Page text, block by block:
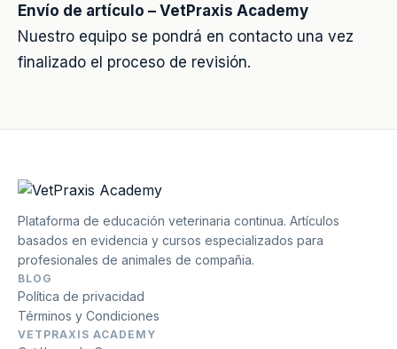
Envío de artículo – VetPraxis Academy
Nuestro equipo se pondrá en contacto una vez
finalizado el proceso de revisión.
Plataforma de educación veterinaria continua. Artículos
basados en evidencia y cursos especializados para
profesionales de animales de compañia.
BLOG
Política de privacidad
Términos y Condiciones
VETPRAXIS ACADEMY